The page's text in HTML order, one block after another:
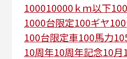
100010000ｋｍ以下
1000台限定100ギヤ
100台限定車100馬力
10周年10周年記念10月